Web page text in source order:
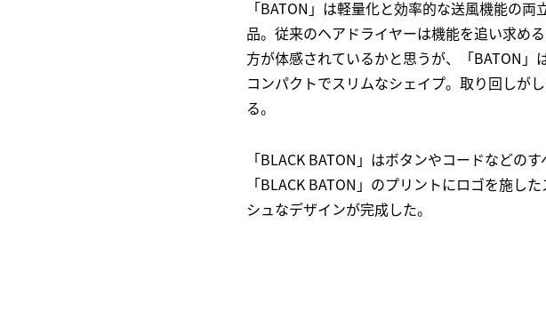
「BATON」は軽量化と効率的な送風機能の
品。従来のヘアドライヤーは機能を追い求め
方が体感されているかと思うが、「BATON
コンパクトでスリムなシェイプ。取り回しが
る。
「BLACK BATON」はボタンやコードなどの
「BLACK BATON」のプリントにロゴを施し
シュなデザインが完成した。